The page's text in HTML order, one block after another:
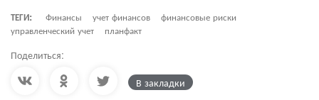
ТЕГИ:
Финансы учет финансов
финансовые риски
управленческий учет
планфакт
Поделиться:
В закладки